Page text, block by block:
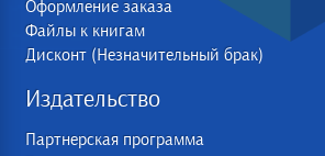
Оформление заказа
Файлы к книгам
Дисконт (Незначительный брак)
Издательство
Партнерская программа